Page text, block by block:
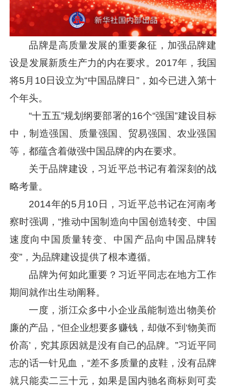
品牌是高质量发展的重要象征，加强品牌建
设是发展新质生产力的内在要求。2017年，我国
将5月10日设立为“中国品牌日”，如今已进入第十
个年头。
“十五五”规划纲要部署的16个“强国”建设目标
中，制造强国、质量强国、贸易强国、农业强国
等，都蕴含着做强中国品牌的内在要求。
关于品牌建设， 习近平总书记有着深刻的战
略考量。
2014年的5月10日， 习近平总书记在河南考
察时强调，“推动中国制造向中国创造转变、中国
速度向中国质量转变、中国产品向中国品牌转
变”，为品牌建设提供了根本遵循。
品牌为何如此重要？ 习近平同志在地方工作
期间就作出生动阐释。
一度，浙江众多中小企业虽能制造出物美价
廉的产品，“但企业想要多赚钱，却做不到‘物美而
价高’，究其原因就是没有自己的品牌。”习近平同
志的话一针见血，“差不多质量的皮鞋，没有品牌
就只能卖二三十元，如果是国内驰名商标则可卖